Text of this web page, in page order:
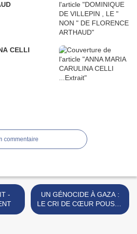
CELLI
commentaire
UN GÉNOCIDE À GAZA :
LE CRI DE CŒUR POUSSÉ
PAR DOMINIQUE DE